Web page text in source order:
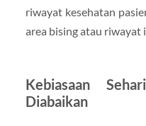
riwayat kesehatan
area bising atau riwayat
Kebiasaan
Diabaikan